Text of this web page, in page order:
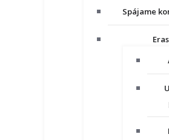
Spájame